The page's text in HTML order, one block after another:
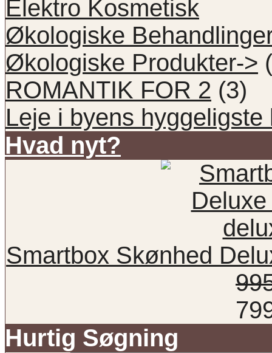
Elektro Kosmetisk
Økologiske
Økologiske Produkter->
ROMANTIK FOR 2 (3)
Leje i byens hyggeligste
Hvad nyt?
Smartbox Skønhed
Hurtig Søgning